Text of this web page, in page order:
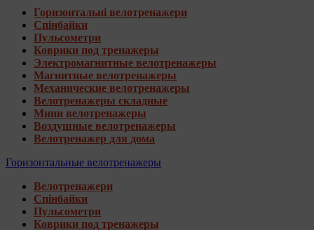
Горизонтальні велотренажери
Спінбайки
Пульсометри
Коврики под тренажеры
Электромагнитные велотренажеры
Магнитные велотренажеры
Механические велотренажеры
Велотренажеры складные
Мини велотренажеры
Воздушные велотренажеры
Велотренажер для дома
Горизонтальные велотренажеры
Велотренажери
Спінбайки
Пульсометри
Коврики под тренажеры